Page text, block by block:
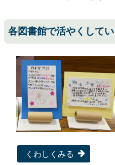
各図書館で活やくして
くわしくみる